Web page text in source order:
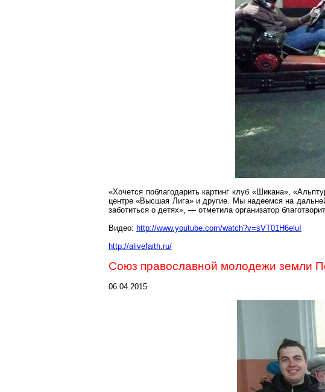
«Хочется поблагодарить картинг клуб «Шикана»,
центре «Высшая Лига» и другие. Мы надеемся на
заботиться о детях», — отметила организатор
Видео: http://www.youtube.com/watch?v=sVT01H6eluI
http://alivefaith.ru/
Союз православной молодежи земли
06.04.2015